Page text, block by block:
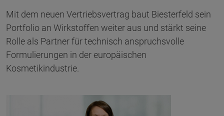
Mit dem neuen Vertriebsvertrag baut Biesterfeld sein
Portfolio an Wirkstoffen weiter aus und stärkt seine
Rolle als Partner für technisch anspruchsvolle
Formulierungen in der europäischen
Kosmetikindustrie.